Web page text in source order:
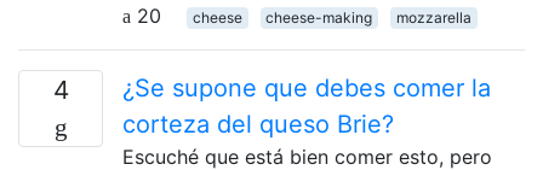
20
cheese cheese-making mozzarella
4
¿Se supone que debes comer la
corteza del queso Brie?
Escuché que está bien comer esto, pero